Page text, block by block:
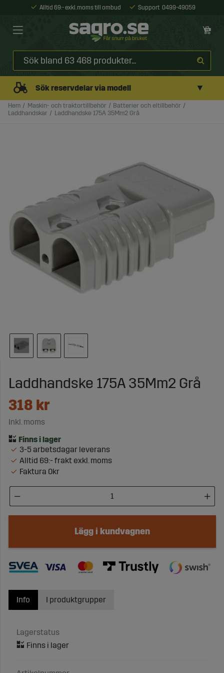
Alltid 69:- exkl. moms till ombud Support 0499-49059
Sök reservdelar via modell ▼
Hem Maskin- och traktortillbehör
Batterier och eltillbehör
Laddhandskar
Laddhandske 175A 35Mm2 Grå
Laddhandske 175A 35Mm2 Grå
318 kr
Inkl. moms
3-5 arbetsdagar leverans
Alltid 69:- frakt exkl. moms
Faktura 0kr
Lägg i kundvagnen
Info
Lagerstatus
I produktgrupper